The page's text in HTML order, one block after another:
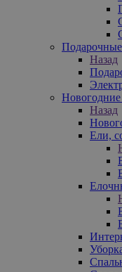
Назад
Назад
Ели,